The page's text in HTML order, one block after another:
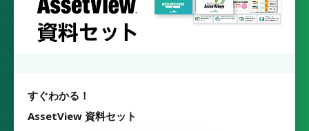
すぐわかる！
AssetView 資料セット